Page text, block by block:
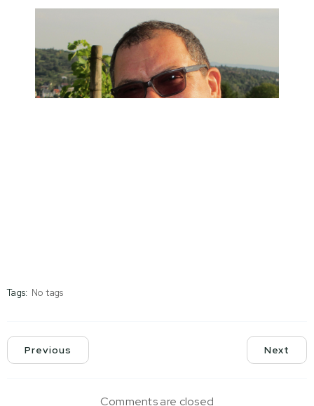
Tags: No tags
Previous Next
Comments are closed